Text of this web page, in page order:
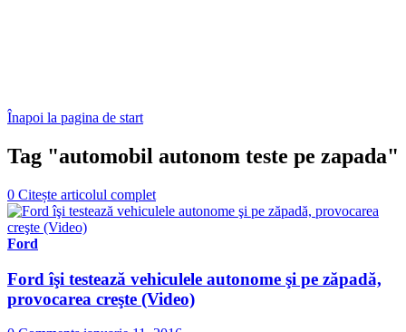
Înapoi la pagina de start
Tag "automobil autonom teste pe zapada"
0 Citește articolul complet
Ford
Ford îşi testează vehiculele autonome şi pe zăpadă,
provocarea creşte (Video)